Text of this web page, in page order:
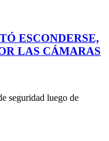
ESCONDERSE,
LAS CÁMARAS
seguridad luego de